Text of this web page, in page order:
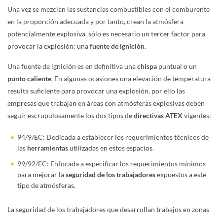
Una vez se mezclan las sustancias combustibles con el comburente
en la proporción adecuada y por tanto, crean la atmósfera
potencialmente explosiva, sólo es necesario un tercer factor para
provocar la explosión: unafuente de ignición.
Una fuente de ignición es en definitiva unachispa puntual o un
punto caliente. En algunas ocasiones una elevación de temperatura
resulta suficiente para provocar una explosión, por ello las
empresas que trabajan en áreas con atmósferas explosivas deben
seguir escrupulosamente los dos tipos dedirectivas ATEX vigentes:
94/9/EC: Dedicada a establecer los requerimientos técnicos de
las herramientasutilizadas en estos espacios.
99/92/EC: Enfocada a especificar los requerimientos mínimos
para mejorar laseguridad de los trabajadoresexpuestos a este
tipo de atmósferas.
La seguridad de los trabajadores que desarrollan trabajos en zonas